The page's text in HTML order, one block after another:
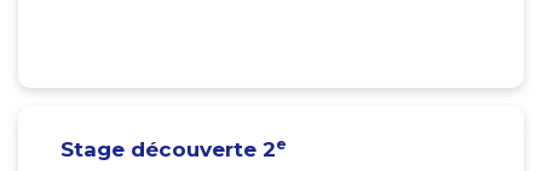
Stage découverte 2e